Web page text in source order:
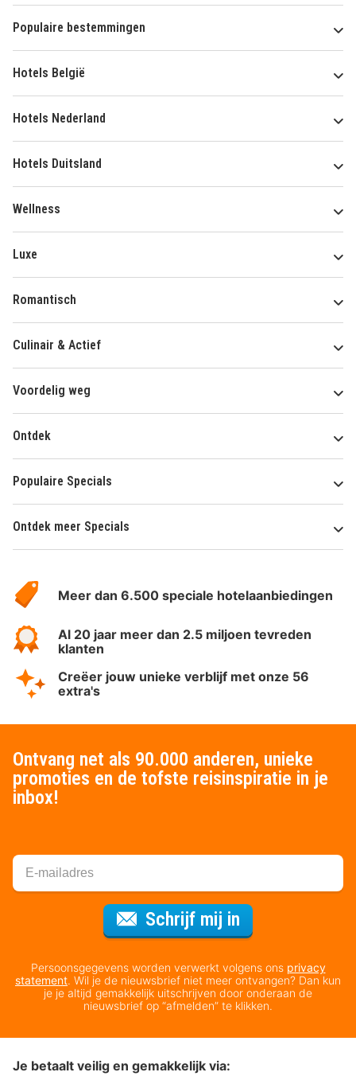
Populaire bestemmingen
Hotels België
Hotels Nederland
Hotels Duitsland
Wellness
Luxe
Romantisch
Culinair & Actief
Voordelig weg
Ontdek
Populaire Specials
Ontdek meer Specials
HotelSpecials
Meer dan 6.500 speciale hotelaanbiedingen
Al 20 jaar meer dan 2.5 miljoen tevreden
klanten
Creëer jouw unieke verblijf met onze 56
extra's
Ontvang net als 90.000 anderen, unieke
promoties en de tofste reisinspiratie in je
inbox!
Schrijf mij in
Persoonsgegevens worden verwerkt volgens ons privacy
statement. Wil je de nieuwsbrief niet meer ontvangen? Dan kun
je je altijd gemakkelijk uitschrijven door onderaan de
nieuwsbrief op “afmelden” te klikken.
Je betaalt veilig en gemakkelijk via: